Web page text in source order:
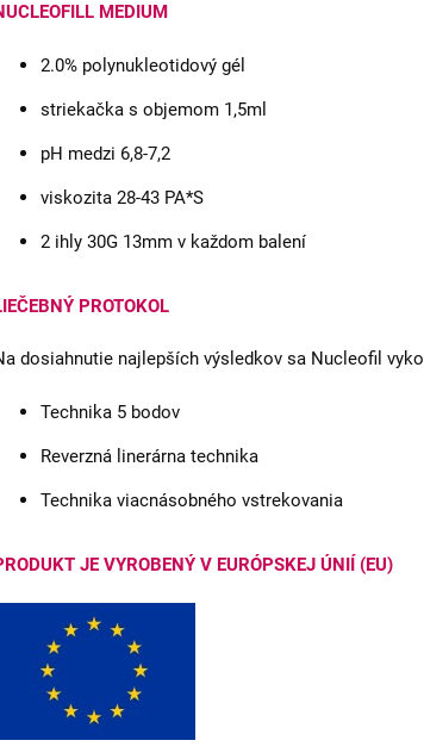
MEDIUM
2.0% polynukleotidový gél
striekačka s objemom 1,5ml
pH medzi 6,8-7,2
viskozita 28-43 PA*S
2 ihly 30G 13mm v každom balení
PROTOKOL
dosiahnutie najlepších výsledkov sa Nucleofil
Technika 5 bodov
Reverzná linerárna technika
Technika viacnásobného vstrekovania
JE VYROBENÝ V EURÓPSKEJ ÚNIÍ (EU)